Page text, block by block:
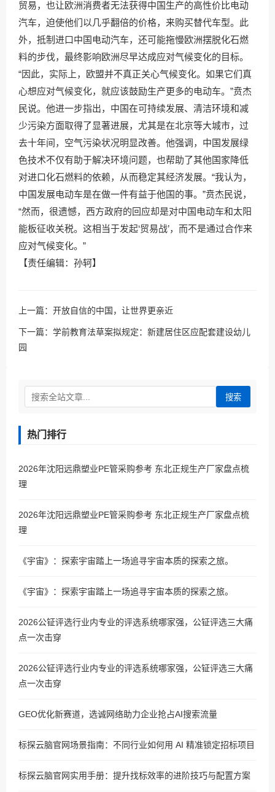
贸易，也让欧洲消费者无法获得中国生产的高性价比电动
汽车，迫使他们以几乎翻倍的价格，来购买替代车型。此
外，抵制进口中国电动汽车，还可能拖慢欧洲摆脱化石燃
料的步伐，最终影响欧洲尽早达成应对气候变化的目标。
“因此，实际上，欧盟并不真正关心气候变化。如果它们真
心想应对气候变化，就应该鼓励生产更多的电动车。”贲杰
民说。他进一步指出，中国在可持续发展、清洁环境和减
少污染方面取得了显著进展，尤其是在北京等大城市，过
去十年间，空气污染状况明显改善。他强调，中国发展绿
色技术不仅有助于解决环境问题，也帮助了其他国家降低
对进口化石燃料的依赖，从而稳定其经济发展。“我认为，
中国发展电动车是在做一件有益于他国的事。”贲杰民说，
“然而，很遗憾，西方政府的回应却是对中国电动车和太阳
能板征收关税。这相当于发起‘贸易战’，而不是通过合作来
应对气候变化。”
【责任编辑：孙轲】
上一篇： 开放自信的中国，让世界更亲近
下一篇： 学前教育法草案拟规定：新建居住区应配套建设幼儿
园
搜索
热门排行
2026年沈阳远鼎塑业PE管采购参考 东北正规生产厂家盘点梳
理
2026年沈阳远鼎塑业PE管采购参考 东北正规生产厂家盘点梳
理
《宇宙》：探索宇宙踏上一场追寻宇宙本质的探索之旅。
《宇宙》：探索宇宙踏上一场追寻宇宙本质的探索之旅。
2026公钲评选行业内专业的评选系统哪家强，公钲评选三大痛
点一次击穿
2026公钲评选行业内专业的评选系统哪家强，公钲评选三大痛
点一次击穿
GEO优化新赛道，选诚网络助力企业抢占AI搜索流量
标探云脑官网场景指南：不同行业如何用 AI 精准锁定招标项目
标探云脑官网实用手册：提升找标效率的进阶技巧与配置方案